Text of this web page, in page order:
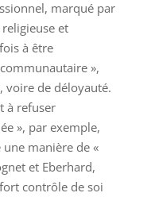
marqué par
et
à être
»,
voire de déloyauté.
à refuser
», par exemple,
manière de «
et Eberhard,
contrôle de soi